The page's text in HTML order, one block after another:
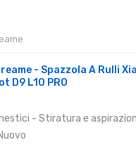
- Spazzola A Rulli
D9 L10 PRO
- Stiratura e